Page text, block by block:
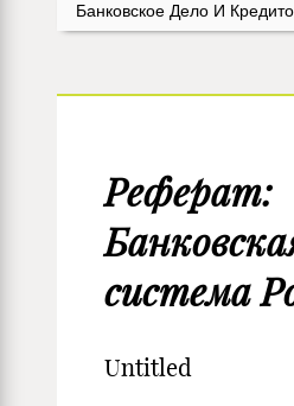
Банковское Дело И
Реферат:
система
Untitled